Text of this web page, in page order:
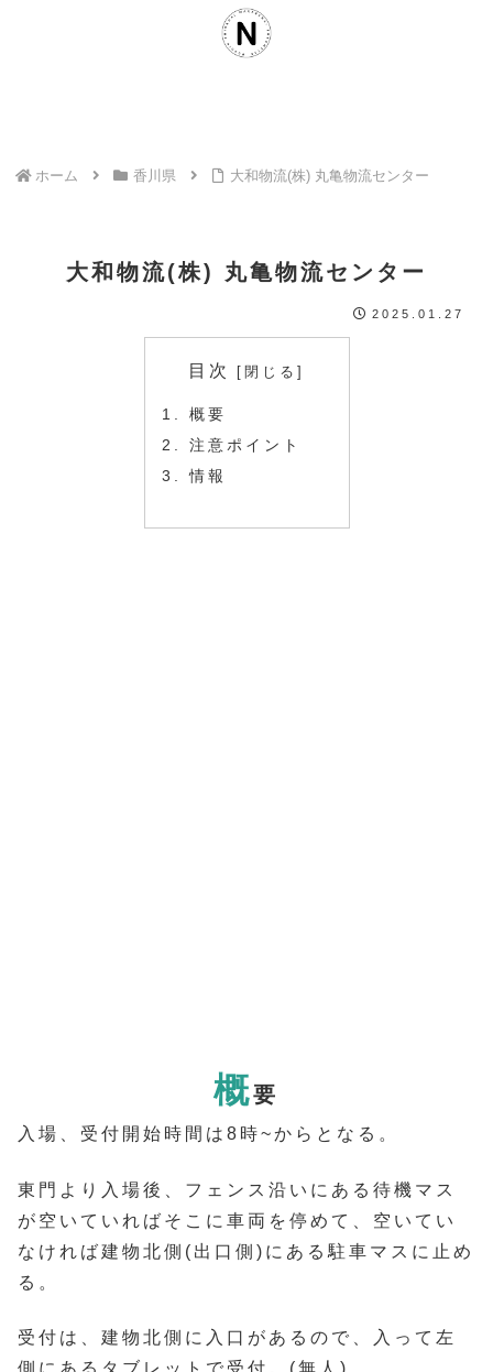
ホーム 香川県 大和物流(株) 丸亀物流センター
大和物流(株) 丸亀物流センター
2025.01.27
目次
概要
注意ポイント
情報
概要
入場、受付開始時間は8時~からとなる。
東門より入場後、フェンス沿いにある待機マス
が空いていればそこに車両を停めて、空いてい
なければ建物北側(出口側)にある駐車マスに止め
る。
受付は、建物北側に入口があるので、入って左
側にあるタブレットで受付。(無人)